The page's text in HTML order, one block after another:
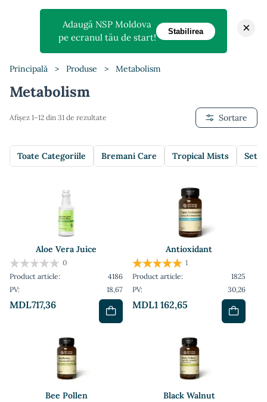
Principală > Produse > Metabolism
Metabolism
Afișez 1–12 din 31 de rezultate Sortare
Toate Categoriile Bremani Care Tropical Mists
Aloe Vera Juice
MDL717,36
0
Product article:
4186
PV:
18,67
Antioxidant
MDL1 162,65
1
Product article:
1825
PV:
30,26
Bee Pollen Black Walnut
Adaugă NSP Moldova
pe ecranul tău de start!
Stabilirea ×